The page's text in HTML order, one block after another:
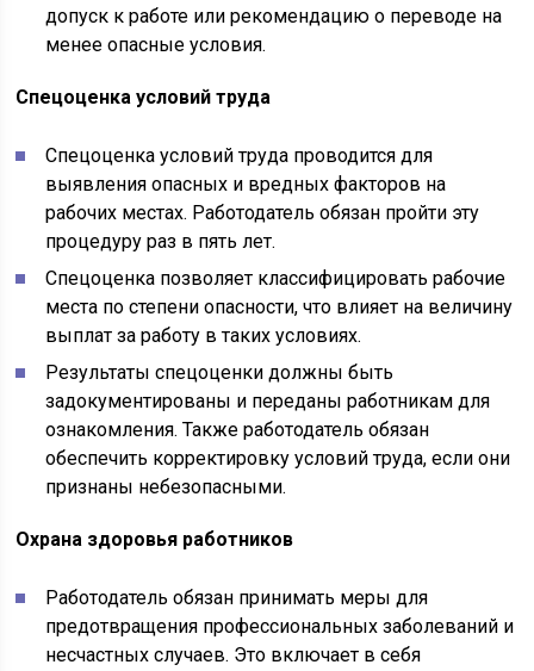
допуск к работе или рекомендацию о переводе на
менее опасные условия.
Спецоценка условий труда
Спецоценка условий труда проводится для
выявления опасных и вредных факторов на
рабочих местах. Работодатель обязан пройти эту
процедуру раз в пять лет.
Спецоценка позволяет классифицировать рабочие
места по степени опасности, что влияет на величину
выплат за работу в таких условиях.
Результаты спецоценки должны быть
задокументированы и переданы работникам для
ознакомления. Также работодатель обязан
обеспечить корректировку условий труда, если они
признаны небезопасными.
Охрана здоровья работников
Работодатель обязан принимать меры для
предотвращения профессиональных заболеваний и
несчастных случаев. Это включает в себя